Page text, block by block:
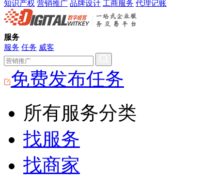
知识产权 营销推广 品牌设计 工商服务 代理记账
服务
服务 任务 威客
免费发布任务
所有服务分类
找服务
找商家